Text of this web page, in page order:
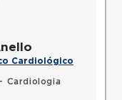
Cardiológico
- Cardiologia